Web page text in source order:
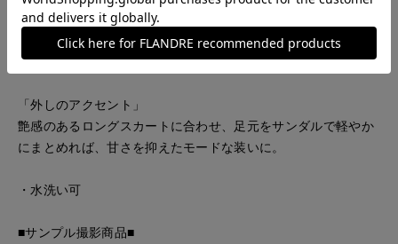
「大人のカジュアルダウン」
ワイドデニムと合わせ、フロントのみタックインすることで、
こなれ感のある休日スタイルが完成します。
「外しのアクセント」
艶感のあるロングスカートに合わせ、足元をサンダルで軽やか
にまとめれば、甘さを抑えたモードな装いに。
・水洗い可
■サンプル撮影商品■